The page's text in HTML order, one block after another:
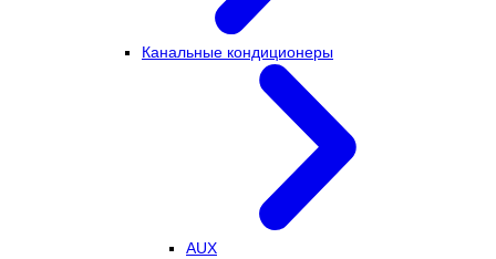
Канальные кондиционеры
AUX